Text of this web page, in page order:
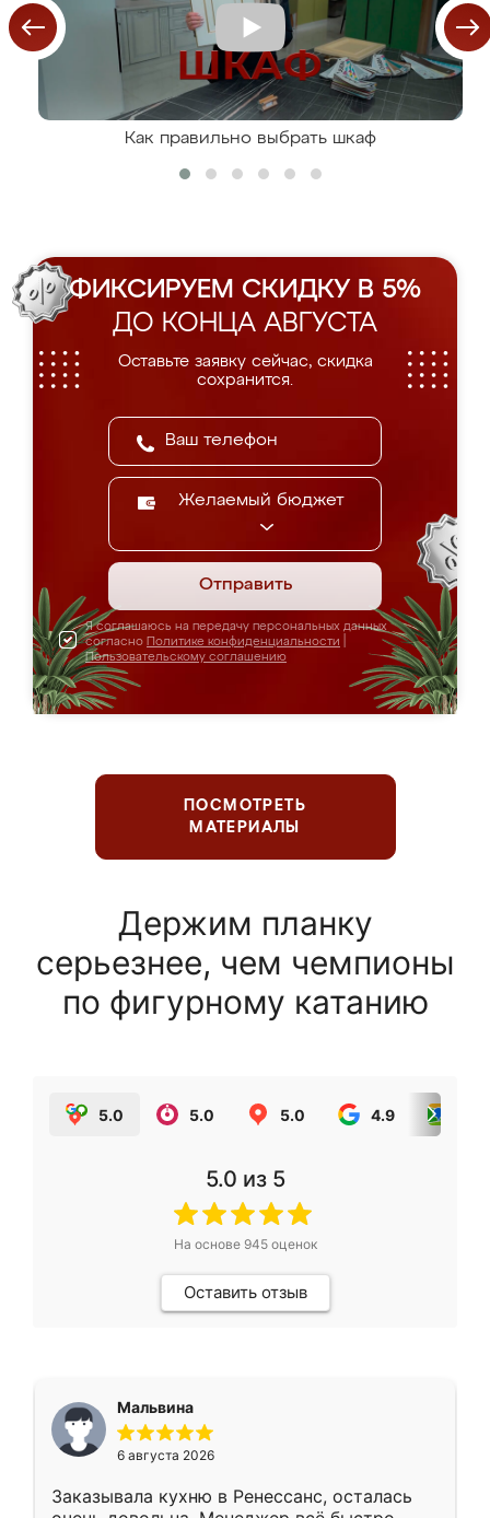
Как правильно выбрать шкаф
ФИКСИРУЕМ СКИДКУ В 5%
ДО КОНЦА АВГУСТА
Оставьте заявку сейчас, скидка
сохранится.
Желаемый бюджет
Отправить
Я соглашаюсь на передачу персональных данных
согласно Политике конфиденциальности
Пользовательскому соглашению
ПОСМОТРЕТЬ
МАТЕРИАЛЫ
Держим планку
серьезнее, чем чемпионы
по фигурному катанию
5.0 5.0 5.0 4.9
5.0 из 5
На основе 945оценок
Оставить отзыв
Мальвина
6 августа 2026
Заказывала кухню в Ренессанс, осталась